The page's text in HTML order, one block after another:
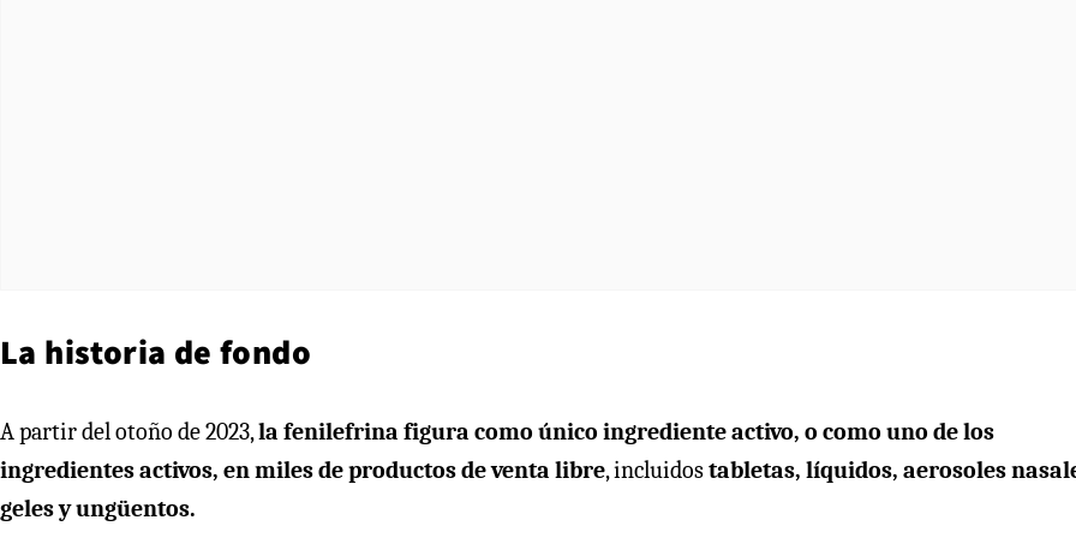
La historia de fondo
A partir del otoño de 2023,la fenilefrina figura como único ingrediente activo, o como uno de los
ingredientes activos, en miles de productos de venta libre, incluidostabletas, líquidos, aerosoles
geles y ungüentos.